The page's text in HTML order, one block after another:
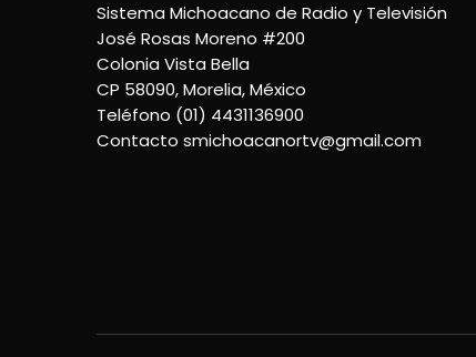
Sistema Michoacano de Radio y Televisión
José Rosas Moreno #200
Colonia Vista Bella
CP 58090, Morelia, México
Teléfono (01) 4431136900
Contacto smichoacanortv@gmail.com